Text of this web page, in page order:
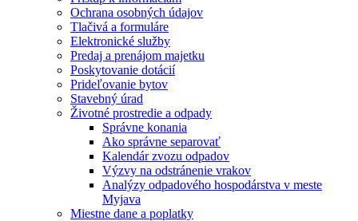
Ochrana osobných údajov
Tlačivá a formuláre
Elektronické služby
Predaj a prenájom majetku
Poskytovanie dotácií
Prideľovanie bytov
Stavebný úrad
Životné prostredie a odpady
Správne konania
Ako správne separovať
Kalendár zvozu odpadov
Výzvy na odstránenie vrakov
Analýzy odpadového hospodárstva v meste
Myjava
Miestne dane a poplatky